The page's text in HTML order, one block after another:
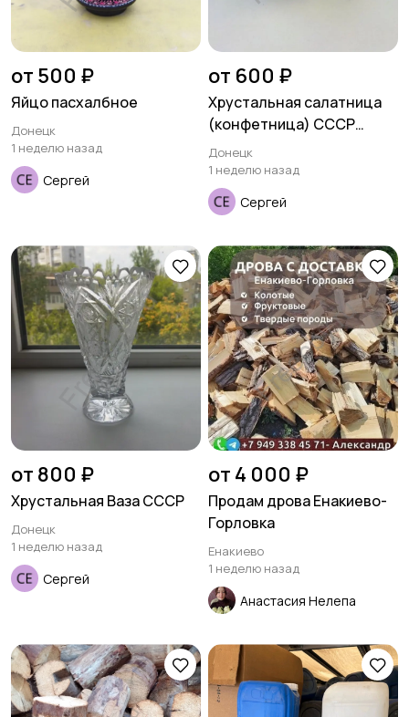
от 500 ₽
Яйцо пасхалбное
Донецк
1 неделю назад
Сергей
от 600 ₽
Хрустальная салатница
(конфетница) СССР
ладья
Донецк
1 неделю назад
Сергей
от 800 ₽
Хрустальная Ваза СССР
Донецк
1 неделю назад
Сергей
от 4 000 ₽
Продам дрова Енакиево-
Горловка
Енакиево
1 неделю назад
Анастасия Нелепа